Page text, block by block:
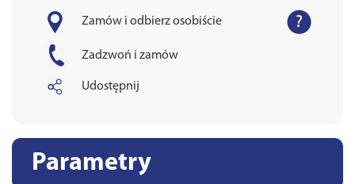
Zamów i odbierz osobiście
Zadzwoń i zamów
Udostępnij
Parametry